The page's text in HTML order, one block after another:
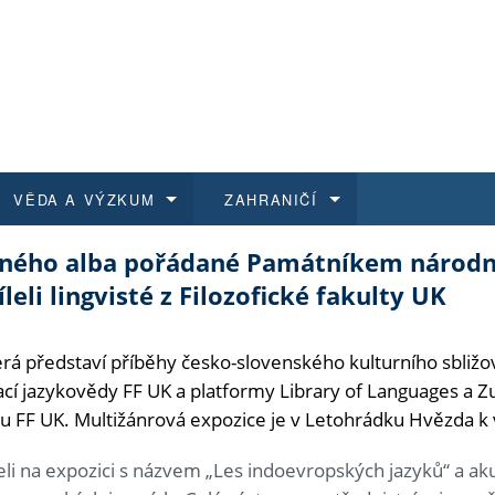
historie
benefity pro zaměstnance
FF UK
Pro
E-
a jak se přihlásit
k průběhu přijímacího řízení
a magisterské studium
VĚDA A VÝZKUM
na FF UK
ZAHRANIČÍ
a výběrová řízení
alba pořádané Památníkem
lingvisté z Filozofické fakulty UK
představí příběhy česko-slovenského kulturního
jazykovědy FF UK a platformy Library of Languages a
FF UK. Multižánrová expozice je v Letohrádku Hvězda
na expozici s názvem „Les indoevropských jazyků“ a